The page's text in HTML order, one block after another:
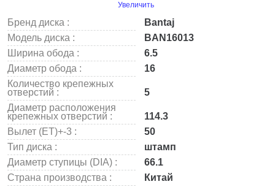
Увеличить
Бренд диска :
Bantaj
Модель диска :
BAN16013
Ширина обода :
6.5
Диаметр обода :
16
Количество крепежных
отверстий :
5
Диаметр расположения
крепежных отверстий :
114.3
Вылет (ET)+-3 :
50
Тип диска :
штамп
Диаметр ступицы (DIA) :
66.1
Страна производства :
Китай